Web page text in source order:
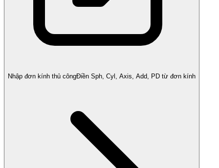
Nhập đơn kính thủ côngĐiền Sph, Cyl, Axis, Add, PD từ đơn kính